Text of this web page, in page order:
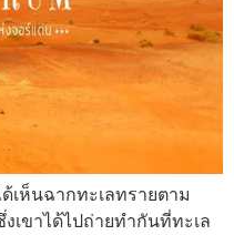
เห็นฉากทะเลทรายตาม
เขาได้ไปถ่ายทำกันที่ทะเล